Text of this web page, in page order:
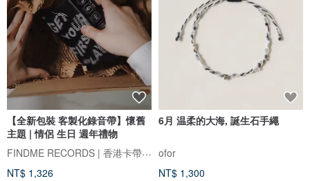
【全新包裝 客製化錄音帶】懷舊
主題 | 情侶 生日 週年禮物
FINDME RECORDS | 香港卡帶唱片生活店
NT$ 1,326
6月 温柔的大海, 誕生石手繩
ofor
NT$ 1,300